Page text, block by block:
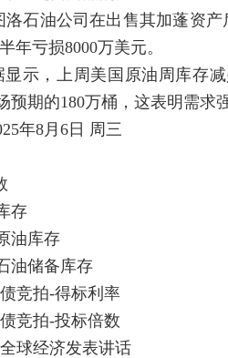
油公司在出售其加蓬资产
年亏损8000万美元。
，上周美国原油周库存减
期的180万桶，这表明需求
年8月6日 周三
存
油库存
储备库存
竞拍-得标利率
竞拍-投标倍数
球经济发表讲话